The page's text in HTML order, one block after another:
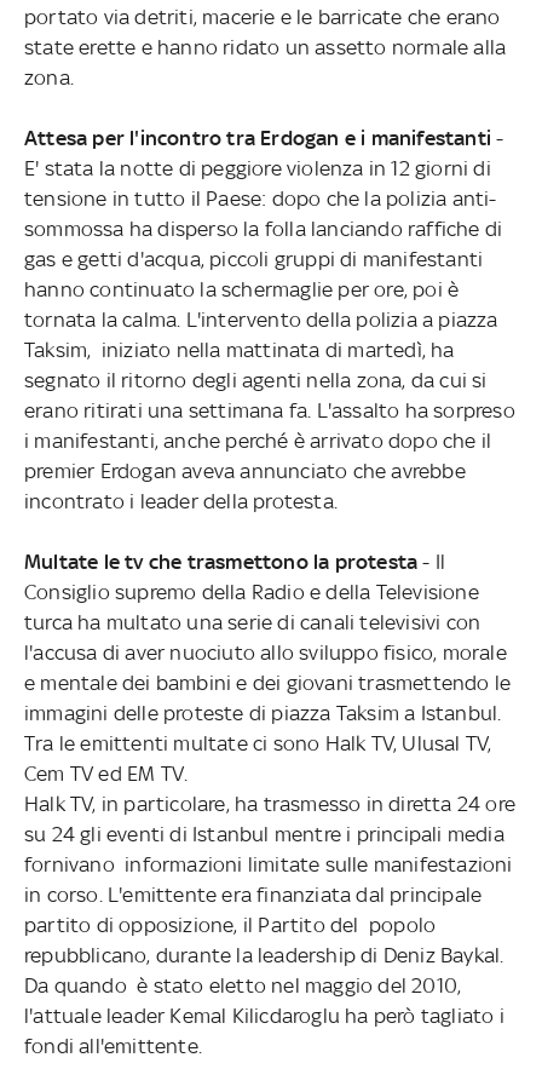
portato via detriti, macerie e le barricate che erano
state erette e hanno ridato un assetto normale alla
zona.
Attesa per l'incontro tra Erdogan e i manifestanti -
E' stata la notte di peggiore violenza in 12 giorni di
tensione in tutto il Paese: dopo che la polizia anti-
sommossa ha disperso la folla lanciando raffiche di
gas e getti d'acqua, piccoli gruppi di manifestanti
hanno continuato la schermaglie per ore, poi è
tornata la calma. L'intervento della polizia a piazza
Taksim, iniziato nella mattinata di martedì, ha
segnato il ritorno degli agenti nella zona, da cui si
erano ritirati una settimana fa. L'assalto ha sorpreso
i manifestanti, anche perché è arrivato dopo che il
premier Erdogan aveva annunciato che avrebbe
incontrato i leader della protesta.
Multate le tv che trasmettono la protesta - Il
Consiglio supremo della Radio e della Televisione
turca ha multato una serie di canali televisivi con
l'accusa di aver nuociuto allo sviluppo fisico, morale
e mentale dei bambini e dei giovani trasmettendo le
immagini delle proteste di piazza Taksim a Istanbul.
Tra le emittenti multate ci sono Halk TV, Ulusal TV,
Cem TV ed EM TV.
Halk TV, in particolare, ha trasmesso in diretta 24 ore
su 24 gli eventi di Istanbul mentre i principali media
fornivano informazioni limitate sulle manifestazioni
in corso. L'emittente era finanziata dal principale
partito di opposizione, il Partito del popolo
repubblicano, durante la leadership di Deniz Baykal.
Da quando è stato eletto nel maggio del 2010,
l'attuale leader Kemal Kilicdaroglu ha però tagliato i
fondi all'emittente.